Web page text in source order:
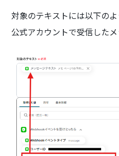
対象のテキストには以下の
公式アカウントで受信したメ